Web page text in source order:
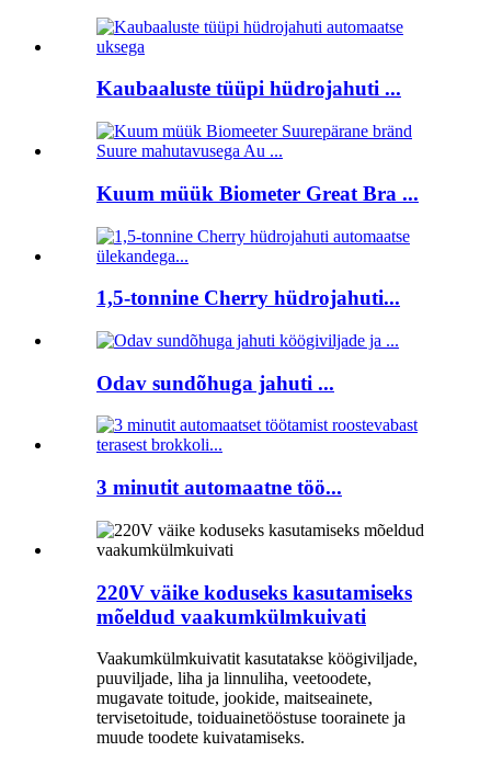
Kaubaaluste tüüpi hüdrojahuti ...
Kuum müük Biometer Great Bra ...
1,5-tonnine Cherry hüdrojahuti...
Odav sundõhuga jahuti ...
3 minutit automaatne töö...
220V väike koduseks kasutamiseks
mõeldud vaakumkülmkuivati
Vaakumkülmkuivatit kasutatakse köögiviljade,
puuviljade, liha ja linnuliha, veetoodete,
mugavate toitude, jookide, maitseainete,
tervisetoitude, toiduainetööstuse toorainete ja
muude toodete kuivatamiseks.